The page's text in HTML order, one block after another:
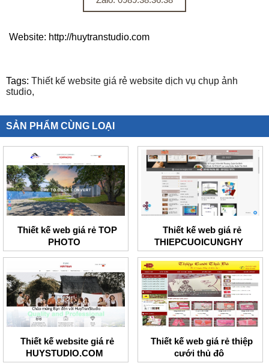
Website: http://huytranstudio.com
Tags: Thiết kế website giá rẻ website dịch vụ chụp ảnh
studio,
SẢN PHẨM CÙNG LOẠI
Thiết kế web giá rẻ TOP
PHOTO
Thiết kế web giá rẻ
THIEPCUOICUNGHY
Thiết kế website giá rẻ
HUYSTUDIO.COM
Thiết kế web giá rẻ thiệp
cưới thủ đô